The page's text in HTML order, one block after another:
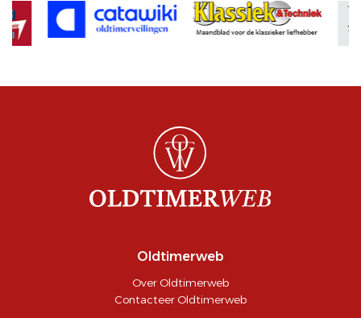
Oldtimerweb
Over Oldtimerweb
Contacteer Oldtimerweb